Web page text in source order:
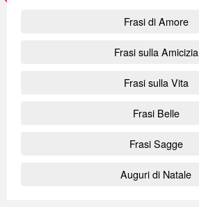
Frasi di Amore
Frasi sulla Amicizia
Frasi sulla Vita
Frasi Belle
Frasi Sagge
Auguri di Natale